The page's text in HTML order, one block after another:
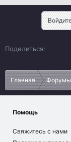
Поделиться:
Главная Форумы
Помощь
Свяжитесь с нами